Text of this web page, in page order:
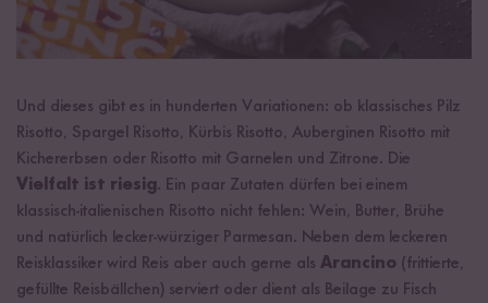
Und dieses gibt es in hunderten Variationen: ob klassisches Pilz
Risotto, Spargel Risotto, Kürbis Risotto, Auberginen Risotto mit
Kichererbsen oder Risotto mit Garnelen und Zitrone. Die
Vielfalt ist riesig. Ein paar Zutaten dürfen bei einem
klassisch-italienischen Risotto nicht fehlen: Wein, Butter, Brühe
und natürlich lecker-würziger Parmesan. Neben dem leckeren
Reisklassiker wird Reis aber auch gerne als Arancino (frittierte,
gefüllte Reisbällchen) serviert oder dient als Beilage zu Fisch